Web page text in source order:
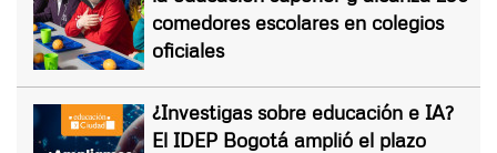
comedores escolares en colegios
oficiales
¿Investigas sobre educación e IA?
El IDEP Bogotá amplió el plazo